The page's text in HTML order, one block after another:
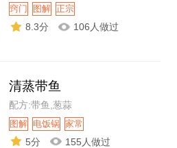
窍门 图解 正宗
8.3分 106人做过
清蒸带鱼
配方:带鱼,葱蒜
图解 电饭锅 家常
5分 155人做过